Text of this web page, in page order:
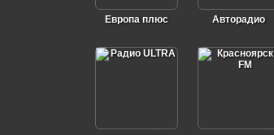
Европа плюс Авторадио